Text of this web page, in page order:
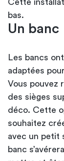
bas.
Un banc
Les bancs
adaptées
Vous pouvez
des sièges
déco. Cette
souhaitez
avec un petit
banc